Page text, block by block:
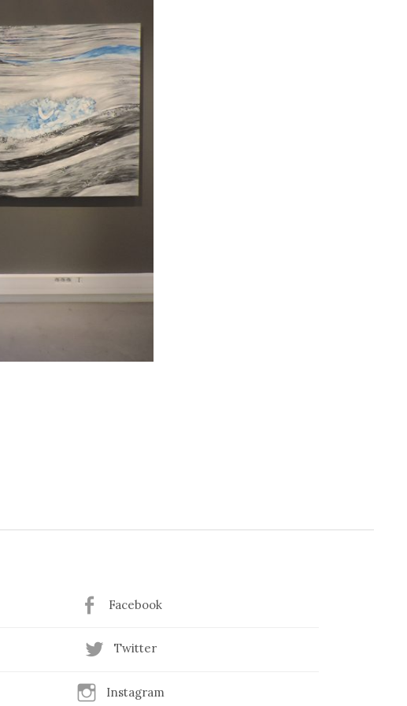
Facebook
Twitter
Instagram